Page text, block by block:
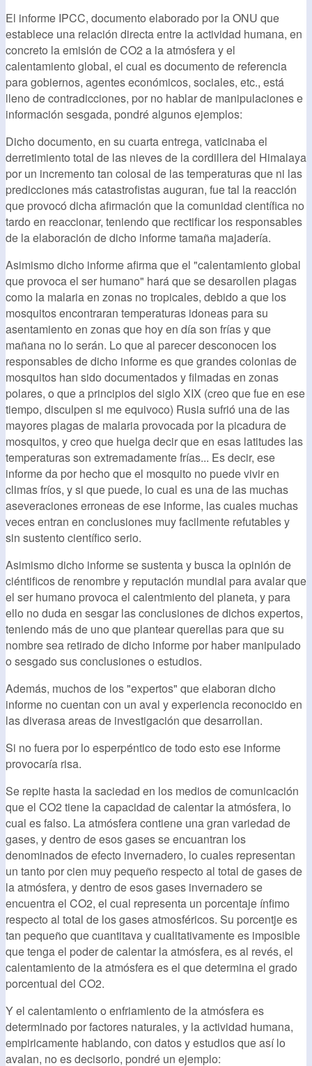
El informe IPCC, documento elaborado por la ONU que
establece una relación directa entre la actividad humana, en
concreto la emisión de CO2 a la atmósfera y el
calentamiento global, el cual es documento de referencia
para gobiernos, agentes económicos, sociales, etc., está
lleno de contradicciones, por no hablar de manipulaciones e
información sesgada, pondré algunos ejemplos:
Dicho documento, en su cuarta entrega, vaticinaba el
derretimiento total de las nieves de la cordillera del Himalaya
por un incremento tan colosal de las temperaturas que ni las
predicciones más catastrofistas auguran, fue tal la reacción
que provocó dicha afirmación que la comunidad científica no
tardo en reaccionar, teniendo que rectificar los responsables
de la elaboración de dicho informe tamaña majadería.
Asimismo dicho informe afirma que el "calentamiento global
que provoca el ser humano" hará que se desarollen plagas
como la malaria en zonas no tropicales, debido a que los
mosquitos encontraran temperaturas idoneas para su
asentamiento en zonas que hoy en día son frías y que
mañana no lo serán. Lo que al parecer desconocen los
responsables de dicho informe es que grandes colonias de
mosquitos han sido documentados y filmadas en zonas
polares, o que a principios del siglo XIX (creo que fue en ese
tiempo, disculpen si me equivoco) Rusia sufrió una de las
mayores plagas de malaria provocada por la picadura de
mosquitos, y creo que huelga decir que en esas latitudes las
temperaturas son extremadamente frías... Es decir, ese
informe da por hecho que el mosquito no puede vivir en
climas fríos, y si que puede, lo cual es una de las muchas
aseveraciones erroneas de ese informe, las cuales muchas
veces entran en conclusiones muy facilmente refutables y
sin sustento científico serio.
Asimismo dicho informe se sustenta y busca la opinión de
ciéntificos de renombre y reputación mundial para avalar que
el ser humano provoca el calentmiento del planeta, y para
ello no duda en sesgar las conclusiones de dichos expertos,
teniendo más de uno que plantear querellas para que su
nombre sea retirado de dicho informe por haber manipulado
o sesgado sus conclusiones o estudios.
Además, muchos de los "expertos" que elaboran dicho
informe no cuentan con un aval y experiencia reconocido en
las diverasa areas de investigación que desarrollan.
Si no fuera por lo esperpéntico de todo esto ese informe
provocaría risa.
Se repite hasta la saciedad en los medios de comunicación
que el CO2 tiene la capacidad de calentar la atmósfera, lo
cual es falso. La atmósfera contiene una gran variedad de
gases, y dentro de esos gases se encuantran los
denominados de efecto invernadero, lo cuales representan
un tanto por cien muy pequeño respecto al total de gases de
la atmósfera, y dentro de esos gases invernadero se
encuentra el CO2, el cual representa un porcentaje ínfimo
respecto al total de los gases atmosféricos. Su porcentje es
tan pequeño que cuantitava y cualitativamente es imposible
que tenga el poder de calentar la atmósfera, es al revés, el
calentamiento de la atmósfera es el que determina el grado
porcentual del CO2.
Y el calentamiento o enfriamiento de la atmósfera es
determinado por factores naturales, y la actividad humana,
empiricamente hablando, con datos y estudios que así lo
avalan, no es decisorio, pondré un ejemplo: